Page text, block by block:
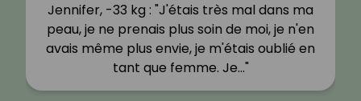
Jennifer, -33 kg : "J'étais très mal dans ma
peau, je ne prenais plus soin de moi, je n'en
avais même plus envie, je m'étais oublié en
tant que femme. Je…"